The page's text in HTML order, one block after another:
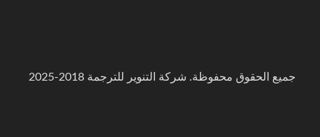
جميع الحقوق محفوظة. شركة التنوير للترجمة 2018-2025